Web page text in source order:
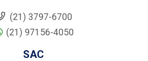
(21) 3797-6700
(21) 97156-4050
SAC